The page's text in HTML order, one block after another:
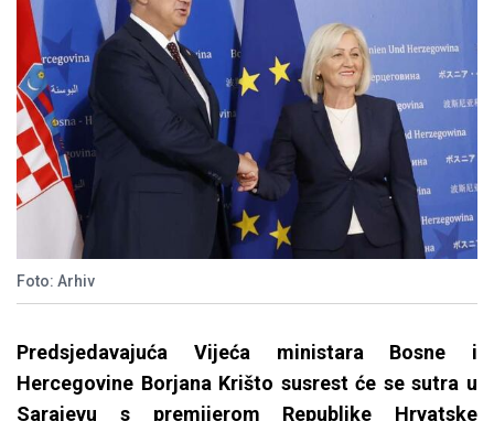
Foto: Arhiv
Predsjedavajuća Vijeća ministara Bosne i
Hercegovine Borjana Krišto susrest će se sutra u
Sarajevu s premijerom Republike Hrvatske